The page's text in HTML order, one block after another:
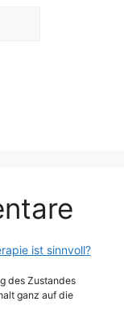
ist sinnvoll?
des Zustandes
ganz auf die